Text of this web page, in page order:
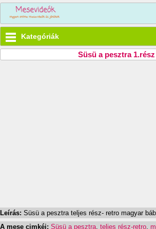
Kategóriák
Süsü a pesztra 1.rész
Leírás: Süsü a pesztra teljes rész- retro magyar
A mese cimkéi: Süsü a pesztra teljes rész-retro